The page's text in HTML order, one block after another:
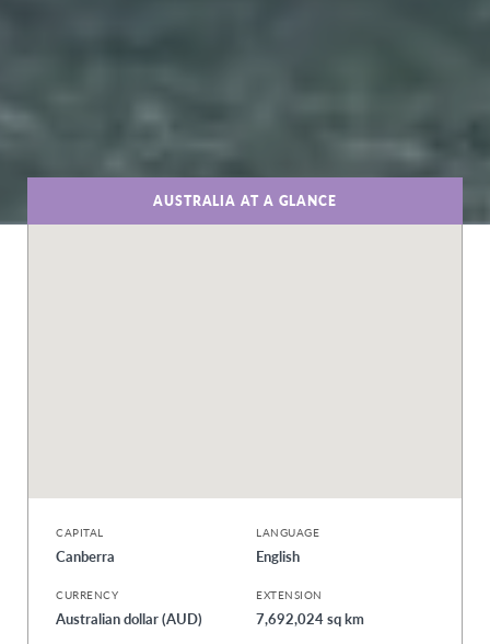
AUSTRALIA AT A GLANCE
CAPITAL
Canberra
LANGUAGE
English
CURRENCY
Australian dollar (AUD)
EXTENSION
7,692,024 sq km